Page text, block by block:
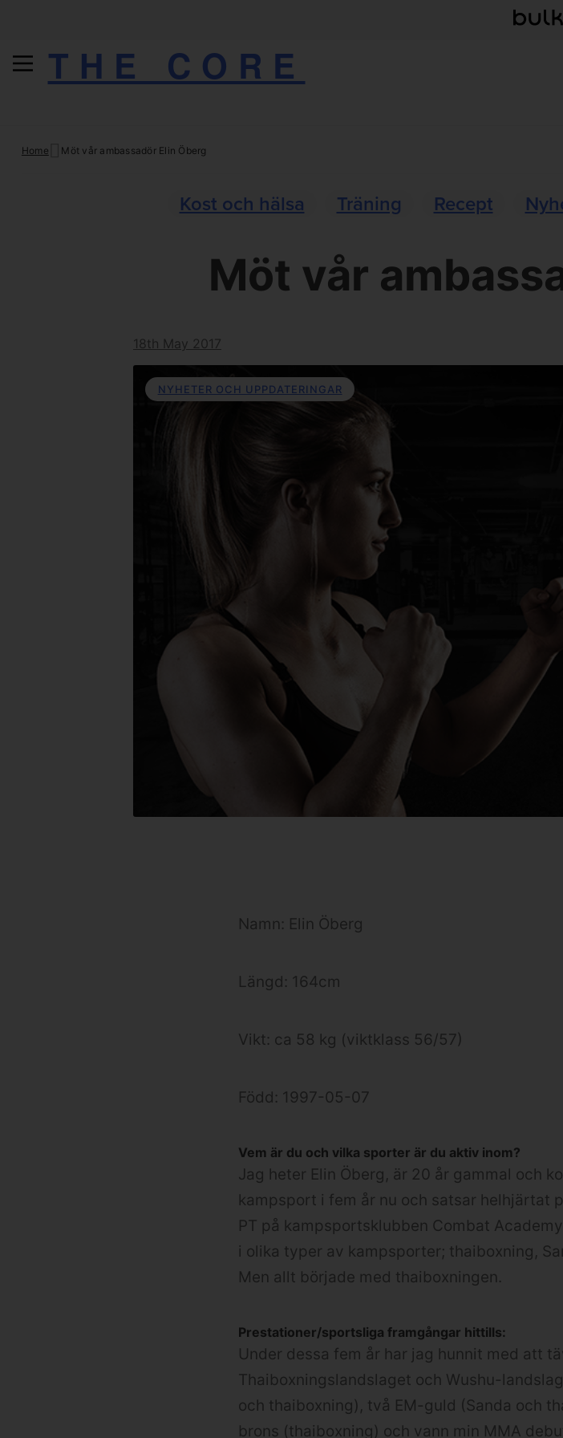
THE CORE
Home Möt vår ambassadör Elin Öberg
Kost och hälsa Träning Recept
Möt vår
18th May 2017
NYHETER OCH UPPDATERINGAR
Namn: Elin Öberg
Längd: 164cm
Vikt: ca 58 kg (viktklass 56/57)
Född: 1997-05-07
Vem är du och vilka sporter är du aktiv inom?
Jag heter Elin Öberg, är 20 år gammal och
kampsport i fem år nu och satsar helhjärtat
PT på kampsportsklubben Combat
i olika typer av kampsporter; thaiboxning,
Men allt började med thaiboxningen.
Prestationer/sportsliga framgångar hittills:
Under dessa fem år har jag hunnit med att
Thaiboxningslandslaget och Wushu-
och thaiboxning), två EM-guld (Sanda och
brons (thaiboxning) och vann min MMA